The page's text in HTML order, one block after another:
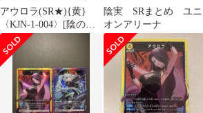
アウロラ(SR★){黄}
〈KJN-1-004〉[陰の実
力者になりたくて！
【UA52BT】]ユニアリ
陰実 SRまとめ ユニ
オンアリーナ